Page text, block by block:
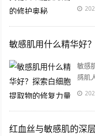
且角
品...
敏感
感肌
损、